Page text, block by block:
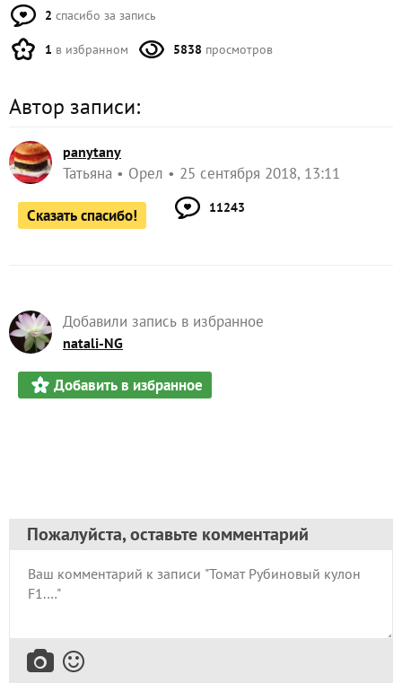
2 спасибо за запись
1 в избранном 5838 просмотров
Автор записи:
panytany
Татьяна Орел 25 сентября 2018, 13:11
Сказать спасибо! 11243
Добавили запись в избранное
natali-NG
Добавить в избранное
Пожалуйста, оставьте комментарий